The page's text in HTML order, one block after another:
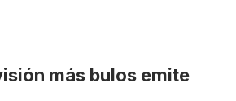
más bulos emite